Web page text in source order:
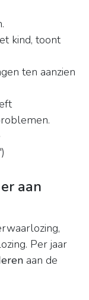
kind, toont
ten aanzien
aan
Per jaar
aan de